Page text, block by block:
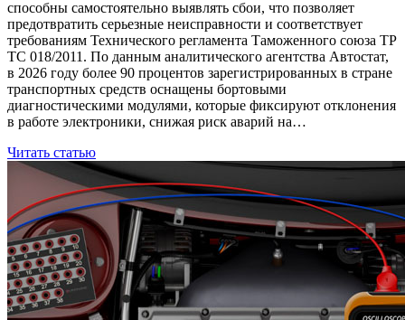
способны самостоятельно выявлять сбои, что позволяет
предотвратить серьезные неисправности и соответствует
требованиям Технического регламента Таможенного союза ТР
ТС 018/2011. По данным аналитического агентства Автостат,
в 2026 году более 90 процентов зарегистрированных в стране
транспортных средств оснащены бортовыми
диагностическими модулями, которые фиксируют отклонения
в работе электроники, снижая риск аварий на…
Читать статью